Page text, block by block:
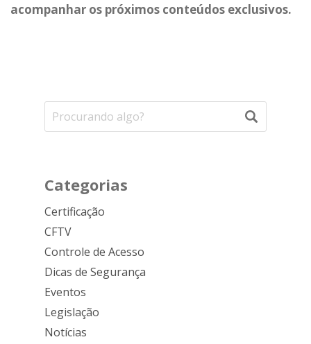
acompanhar os próximos conteúdos exclusivos.
Categorias
Certificação
CFTV
Controle de Acesso
Dicas de Segurança
Eventos
Legislação
Notícias